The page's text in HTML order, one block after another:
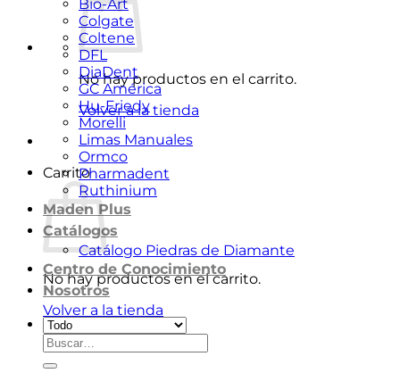
No hay productos en el carrito.
Volver a la tienda
Carrito
No hay productos en el carrito.
Volver a la tienda
Bio-Art
Colgate
Coltene
DFL
DiaDent
GC América
Hu-Friedy
Morelli
Limas Manuales
Ormco
Pharmadent
Ruthinium
Maden Plus
Catálogos
Catálogo Piedras de Diamante
Centro de Conocimiento
Nosotros
Buscar
por: